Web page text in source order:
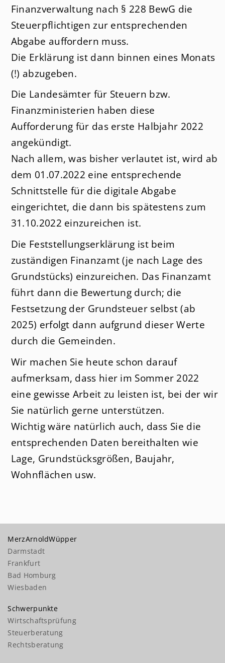
Finanzverwaltung nach § 228 BewG die
Steuerpflichtigen zur entsprechenden
Abgabe auffordern muss.
Die Erklärung ist dann binnen eines Monats
(!) abzugeben.
Die Landesämter für Steuern bzw.
Finanzministerien haben diese
Aufforderung für das erste Halbjahr 2022
angekündigt.
Nach allem, was bisher verlautet ist, wird ab
dem 01.07.2022 eine entsprechende
Schnittstelle für die digitale Abgabe
eingerichtet, die dann bis spätestens zum
31.10.2022 einzureichen ist.
Die Feststellungserklärung ist beim
zuständigen Finanzamt (je nach Lage des
Grundstücks) einzureichen. Das Finanzamt
führt dann die Bewertung durch; die
Festsetzung der Grundsteuer selbst (ab
2025) erfolgt dann aufgrund dieser Werte
durch die Gemeinden.
Wir machen Sie heute schon darauf
aufmerksam, dass hier im Sommer 2022
eine gewisse Arbeit zu leisten ist, bei der wir
Sie natürlich gerne unterstützen.
Wichtig wäre natürlich auch, dass Sie die
entsprechenden Daten bereithalten wie
Lage, Grundstücksgrößen, Baujahr,
Wohnflächen usw.
MerzArnoldWüpper
Darmstadt
Frankfurt
Bad Homburg
Wiesbaden
Schwerpunkte
Wirtschaftsprüfung
Steuerberatung
Rechtsberatung